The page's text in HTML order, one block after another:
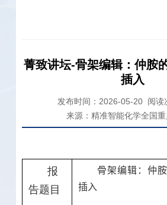
菁致讲坛-骨架编辑：仲胺
插入
发布时间：2026-05-20 阅读
来源：精准智能化学全国
报
告题目
骨架编辑：仲
插入